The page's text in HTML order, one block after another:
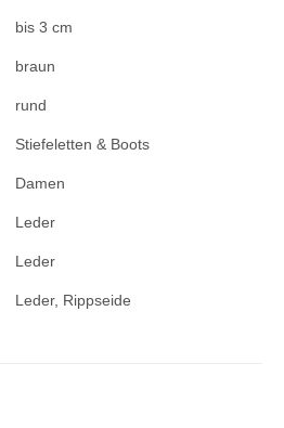
bis 3 cm
braun
rund
Stiefeletten & Boots
Damen
Leder
Leder
Leder, Rippseide